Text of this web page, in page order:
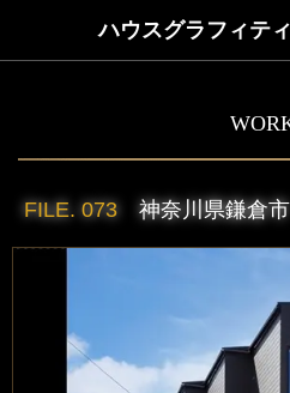
ハウスグラフィテ
FILE. 073 神奈川県鎌倉市